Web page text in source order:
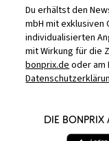
Du erhältst den
mbH mit exklusiven
individualisierten
mit Wirkung für die
bonprix.deoder am
DIE BONPRIX